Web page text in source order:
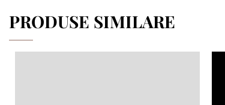
PRODUSE SIMILARE